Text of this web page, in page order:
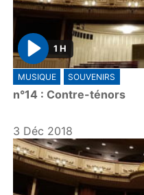
P
l
a
1 H
MUSIQUE SOUVENIRS
n°14 : Contre-ténors
3 Déc 2018